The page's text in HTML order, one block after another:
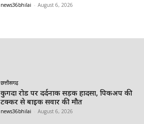
news36bhilai - August 6, 2026
छत्तीसगढ़
कुगदा रोड पर दर्दनाक सड़क हादसा, पिकअप की
टक्कर से बाइक सवार की मौत
news36bhilai August 6, 2026